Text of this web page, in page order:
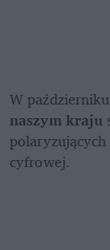
W
naszym kraju
cyfrowej.